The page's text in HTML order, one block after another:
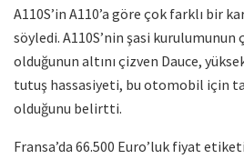
A110S’in A110’a göre çok farklı bir
söyledi. A110S’nin şasi
olduğunun altını çizven Dauce,
tutuş hassasiyeti, bu otomobil için
olduğunu belirtti.
Fransa’da 66.500 Euro’luk fiyat